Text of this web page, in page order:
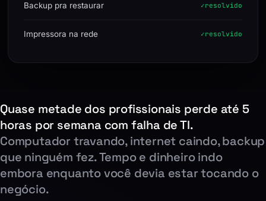
Backup pra restaurar resolvido
Impressora na rede resolvido
Quase metade dos profissionais perde até 5
horas por semana com falha de TI.
Computador travando, internet caindo, backup
que ninguém fez. Tempo e dinheiro indo
embora enquanto você devia estar tocando o
negócio.